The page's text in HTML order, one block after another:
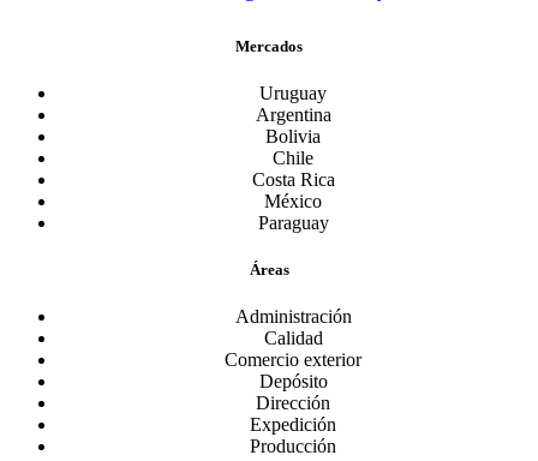
Mercados
Uruguay
Argentina
Bolivia
Chile
Costa Rica
México
Paraguay
Áreas
Administración
Calidad
Comercio exterior
Depósito
Dirección
Expedición
Producción